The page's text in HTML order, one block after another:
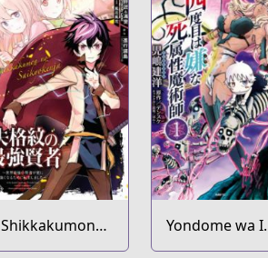
Shikkakumon
no Saikyou
Yondome wa
na Shizokusei